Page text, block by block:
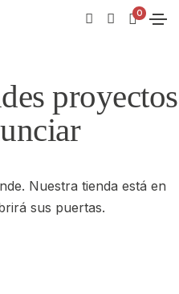
0
proyectos
Nuestra tienda está en
sus puertas.